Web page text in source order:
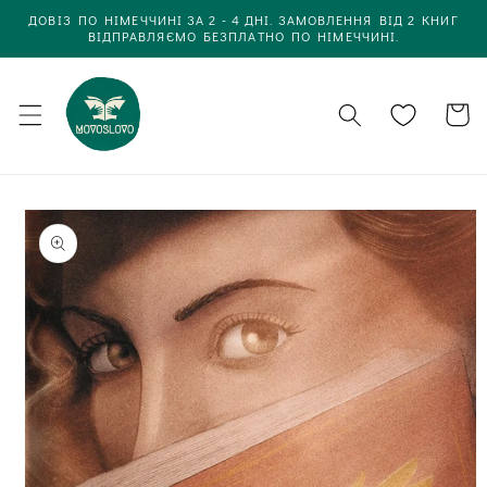
до
вмісту
ДОВІЗ ПО НІМЕЧЧИНІ ЗА 2 - 4 ДНІ. ЗАМОВЛЕННЯ ВІД 2 КНИГ
ВІДПРАВЛЯЄМО БЕЗПЛАТНО ПО НІМЕЧЧИНІ.
Кошик
Одразу до
інформації
про товар